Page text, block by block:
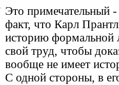
Это примечательный
факт, что Карл
историю формальной
свой труд, чтобы
вообще не имеет
С одной стороны, в